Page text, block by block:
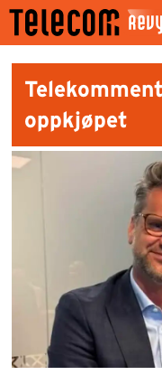
oppkjøpet